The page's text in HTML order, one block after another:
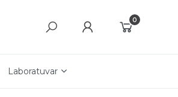
0
Laboratuvar